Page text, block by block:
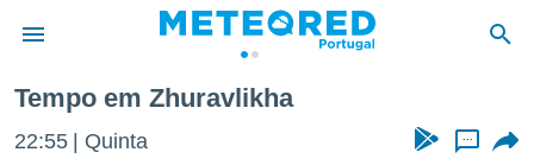
Tempo em Zhuravlikha
22:55 Quinta ...